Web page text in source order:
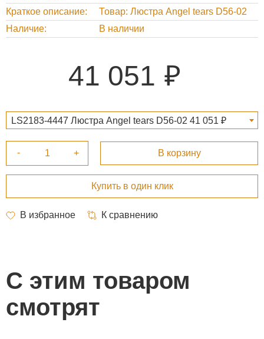
Краткое описание
Товар: Люстра Angel tears D56-02
Наличие
В наличии
41 051
LS2183-4447 Люстра Angel tears D56-02 41 051 ₽
С этим товаром
смотрят